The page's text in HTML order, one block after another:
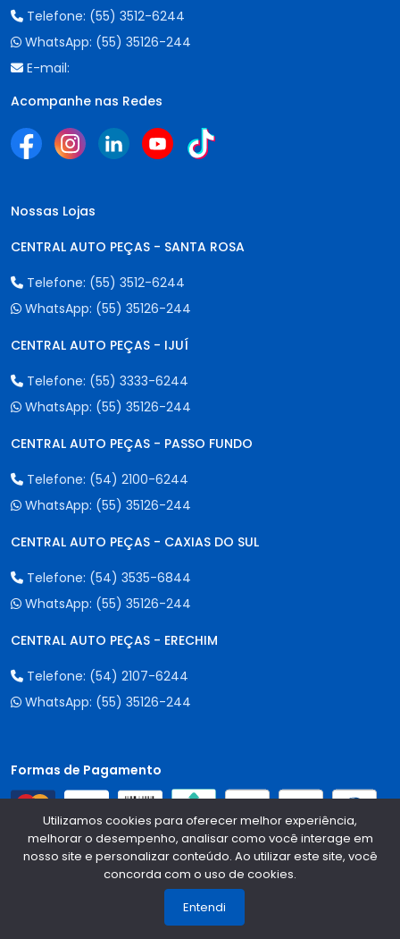
Telefone: (55) 3512-6244
WhatsApp: (55) 35126-244
E-mail:
Acompanhe nas Redes
Nossas Lojas
CENTRAL AUTO PEÇAS - SANTA ROSA
Telefone: (55) 3512-6244
WhatsApp: (55) 35126-244
CENTRAL AUTO PEÇAS - IJUÍ
Telefone: (55) 3333-6244
WhatsApp: (55) 35126-244
CENTRAL AUTO PEÇAS - PASSO FUNDO
Telefone: (54) 2100-6244
WhatsApp: (55) 35126-244
CENTRAL AUTO PEÇAS - CAXIAS DO SUL
Telefone: (54) 3535-6844
WhatsApp: (55) 35126-244
CENTRAL AUTO PEÇAS - ERECHIM
Telefone: (54) 2107-6244
WhatsApp: (55) 35126-244
Formas de Pagamento
Qualidade e Segurança
Utilizamos cookies para oferecer melhor experiência,
melhorar o desempenho, analisar como você interage em
nosso site e personalizar conteúdo. Ao utilizar este site, você
concorda com o uso de cookies.
Entendi